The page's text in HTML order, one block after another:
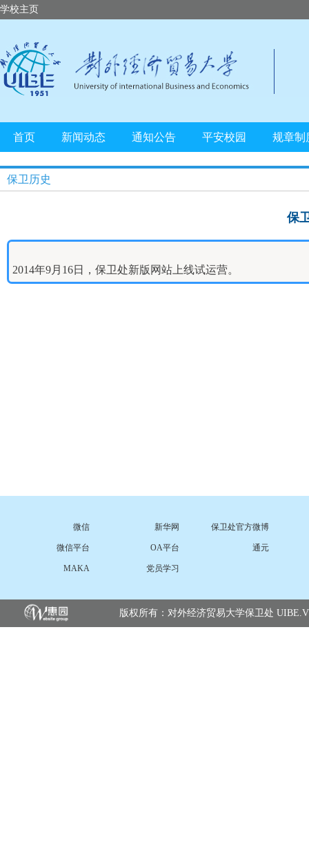
学校主页
首页 新闻动态 通知公告 平安校园 规章制
保卫历史
保
2014年9月16日，保卫处新版网站上线试运营。
微信 新华网 保卫处官方微博
微信平台 OA平台 通元
MAKA 党员学习
版权所有：对外经济贸易大学保卫处